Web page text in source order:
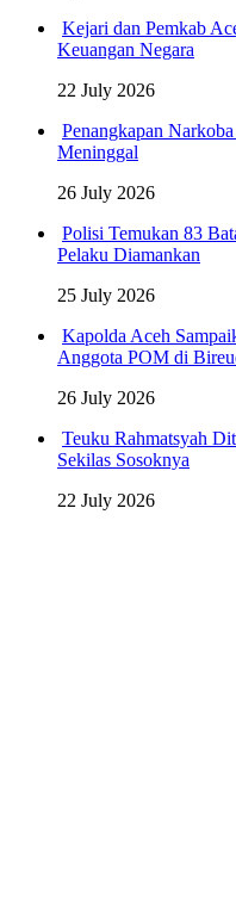
Kejari dan Pemkab
Keuangan Negara
22 July 2026
Penangkapan
Meninggal
26 July 2026
Polisi Temukan 83
Pelaku Diamankan
25 July 2026
Kapolda Aceh
Anggota POM di
26 July 2026
Teuku Rahmatsyah
Sekilas Sosoknya
22 July 2026